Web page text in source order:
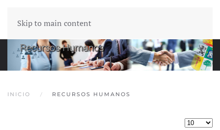
Skip to main content
INICIO RECURSOS HUMANOS
Cantidad